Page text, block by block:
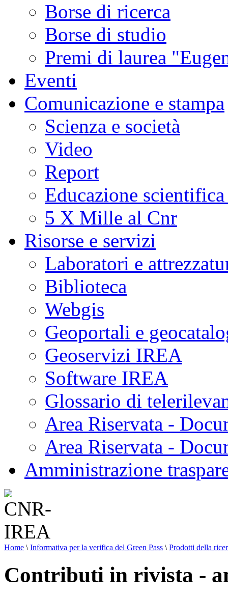
Borse di ricerca
Borse di studio
Premi di laurea
Eventi
Comunicazione e stampa
Scienza e società
Video
Report
Educazione
5 X Mille al Cnr
Risorse e servizi
Laboratori e
Biblioteca
Webgis
Geoportali e
Geoservizi IREA
Software IREA
Glossario di
Area Riservata -
Area Riservata -
Amministrazione
Home \ Informativa per la verifica del Green Pass \ Prodotti della
Contributi in rivista -